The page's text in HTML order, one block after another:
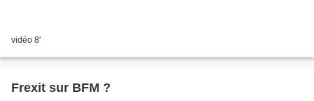
vidéo 8'
Frexit sur BFM ?